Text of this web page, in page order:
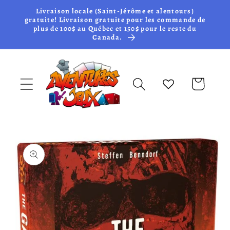
et passer
au
contenu
Livraison locale (Saint-Jérôme et alentours)
gratuite! Livraison gratuite pour les commande de
plus de 100$ au Québec et 150$ pour le reste du
Canada.
Panier
informations
produits